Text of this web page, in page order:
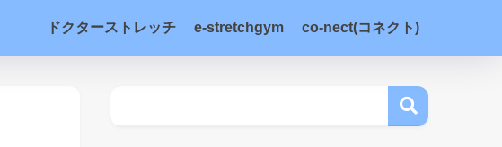
ドクターストレッチ e-stretchgym co-nect(コネクト)